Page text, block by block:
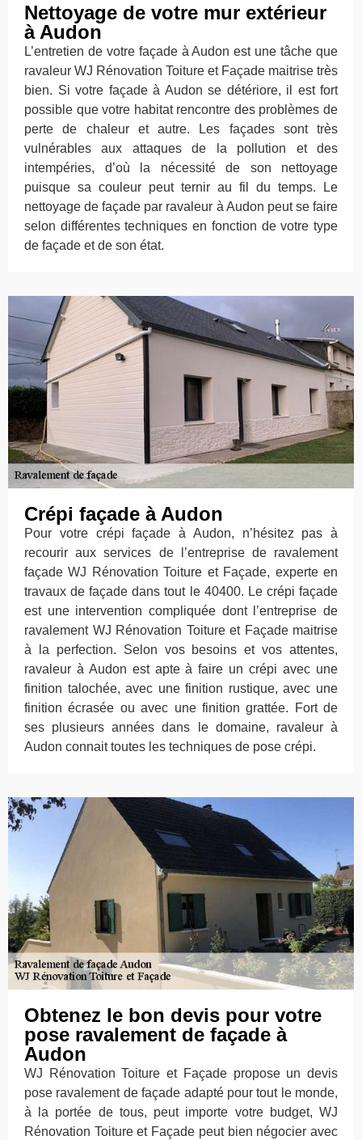
Nettoyage de votre mur extérieur
à Audon
L’entretien de votre façade à Audon est une tâche que
ravaleur WJ Rénovation Toiture et Façade maitrise très
bien. Si votre façade à Audon se détériore, il est fort
possible que votre habitat rencontre des problèmes de
perte de chaleur et autre. Les façades sont très
vulnérables aux attaques de la pollution et des
intempéries, d’où la nécessité de son nettoyage
puisque sa couleur peut ternir au fil du temps. Le
nettoyage de façade par ravaleur à Audon peut se faire
selon différentes techniques en fonction de votre type
de façade et de son état.
Crépi façade à Audon
Pour votre crépi façade à Audon, n’hésitez pas à
recourir aux services de l’entreprise de ravalement
façade WJ Rénovation Toiture et Façade, experte en
travaux de façade dans tout le 40400. Le crépi façade
est une intervention compliquée dont l’entreprise de
ravalement WJ Rénovation Toiture et Façade maitrise
à la perfection. Selon vos besoins et vos attentes,
ravaleur à Audon est apte à faire un crépi avec une
finition talochée, avec une finition rustique, avec une
finition écrasée ou avec une finition grattée. Fort de
ses plusieurs années dans le domaine, ravaleur à
Audon connait toutes les techniques de pose crépi.
Obtenez le bon devis pour votre
pose ravalement de façade à
Audon
WJ Rénovation Toiture et Façade propose un devis
pose ravalement de façade adapté pour tout le monde,
à la portée de tous, peut importe votre budget, WJ
Rénovation Toiture et Façade peut bien négocier avec